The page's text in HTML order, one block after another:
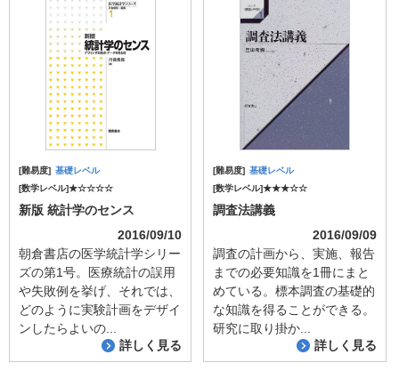
[難易度] 基礎レベル
[数学レベル]★☆☆☆☆
新版 統計学のセンス
2016/09/10
朝倉書店の医学統計学シリー
ズの第1号。医療統計の誤用
や失敗例を挙げ、それでは、
どのように実験計画をデザイ
ンしたらよいの...
詳しく見る
[難易度] 基礎レベル
[数学レベル]★★★☆☆
調査法講義
2016/09/09
調査の計画から、実施、報告
までの必要知識を1冊にまと
めている。標本調査の基礎的
な知識を得ることができる。
研究に取り掛か...
詳しく見る